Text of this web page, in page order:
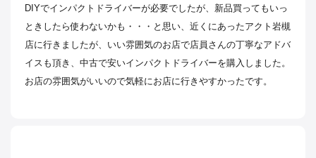
DIYでインパクトドライバーが必要でしたが、新品買ってもいっ
ときしたら使わないかも・・・と思い、近くにあったアクト岩槻
店に行きましたが、いい雰囲気のお店で店員さんの丁寧なアドバ
イスも頂き、中古で安いインパクトドライバーを購入しました。
お店の雰囲気がいいので気軽にお店に行きやすかったです。